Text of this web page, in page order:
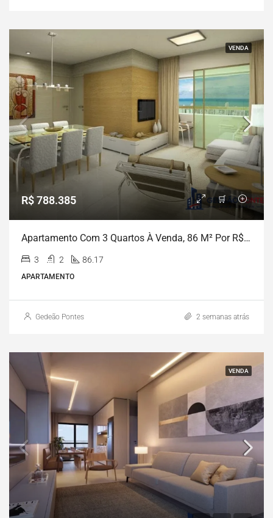
VENDA
R$ 788.385
Apartamento Com 3 Quartos À Venda, 86 M² Por R$ 788.385 – Boa Viagem – Recife/PE
3 2 86.17
APARTAMENTO
Gedeão Pontes 2 semanas atrás
VENDA